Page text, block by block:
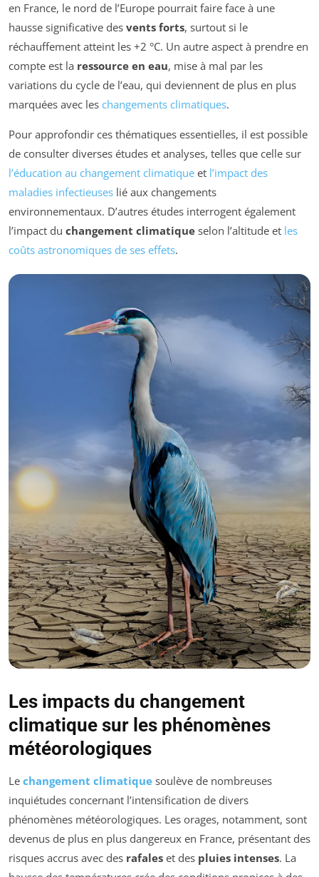
en France, le nord de l’Europe pourrait faire face à une
hausse significative des vents forts, surtout si le
réchauffement atteint les +2 °C. Un autre aspect à prendre en
compte est la ressource en eau, mise à mal par les
variations du cycle de l’eau, qui deviennent de plus en plus
marquées avec les changements climatiques.
Pour approfondir ces thématiques essentielles, il est possible
de consulter diverses études et analyses, telles que celle sur
l’éducation au changement climatique et l’impact des
maladies infectieuses lié aux changements
environnementaux. D’autres études interrogent également
l’impact du changement climatique selon l’altitude et les
coûts astronomiques de ses effets.
Les impacts du changement
climatique sur les phénomènes
météorologiques
Le changement climatique soulève de nombreuses
inquiétudes concernant l’intensification de divers
phénomènes météorologiques. Les orages, notamment, sont
devenus de plus en plus dangereux en France, présentant des
risques accrus avec des rafales et des pluies intenses. La